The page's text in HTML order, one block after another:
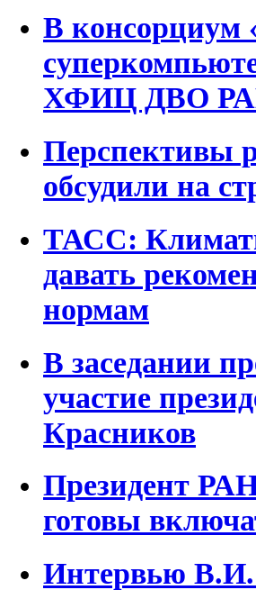
В консорциум
ХФИЦ ДВО
Перспективы
обсудили на
ТАСС:
давать
нормам
В заседании
участие
Красников
Президент
готовы
Интервью В.И.